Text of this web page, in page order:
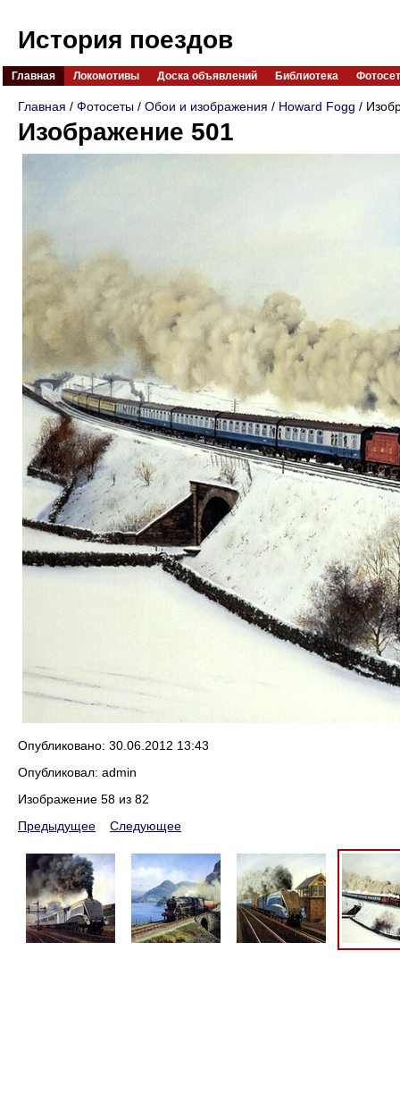
История поездов
Главная Локомотивы Доска объявлений Библиотека
Главная / Фотосеты / Обои и изображения / Howard Fogg /
Изображение 501
Опубликовано: 30.06.2012 13:43
Опубликовал: admin
Изображение 58 из 82
Предыдущее
Следующее